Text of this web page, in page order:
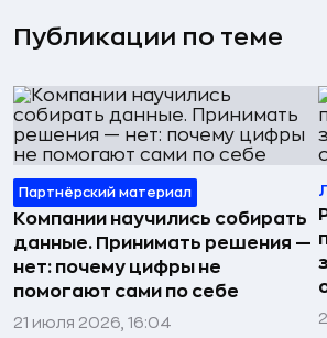
Публикации по теме
Партнёрский материал
Компании научились собирать
данные. Принимать решения —
нет: почему цифры не
помогают сами по себе
21 июля 2026, 16:04